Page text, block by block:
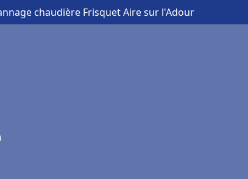
chaudière Frisquet Aire sur l'Adour